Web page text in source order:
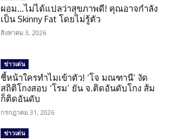
ผอม…ไม่ได้แปลว่าสุขภาพดี! คุณอาจกำลัง
เป็น Skinny Fat โดยไม่รู้ตัว
สิงหาคม 3, 2026
ข่าวเด่น
ชี้หน้าใครทำไมเข้าตัว! ‘โจ มณฑานี’ งัด
สถิติโกงสอบ ‘โรม’ ยัน จ.ติดอันดับโกง ส้ม
ก็ติดอันดับ
กรกฎาคม 31, 2026
ข่าวเด่น